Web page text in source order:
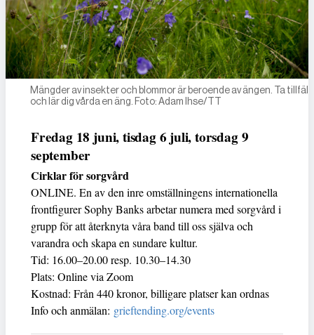
Mängder av insekter och blommor är beroende av ängen. Ta
och lär dig vårda en äng. Foto: Adam Ihse/TT
Fredag 18 juni, tisdag 6 juli, torsdag 9
september
Cirklar för sorgvård
ONLINE. En av den inre omställningens internationella
frontfigurer Sophy Banks arbetar numera med sorgvård i
grupp för att återknyta våra band till oss själva och
varandra och skapa en sundare kultur.
Tid: 16.00–20.00 resp. 10.30–14.30
Plats: Online via Zoom
Kostnad: Från 440 kronor, billigare platser kan ordnas
Info och anmälan: grieftending.org/events